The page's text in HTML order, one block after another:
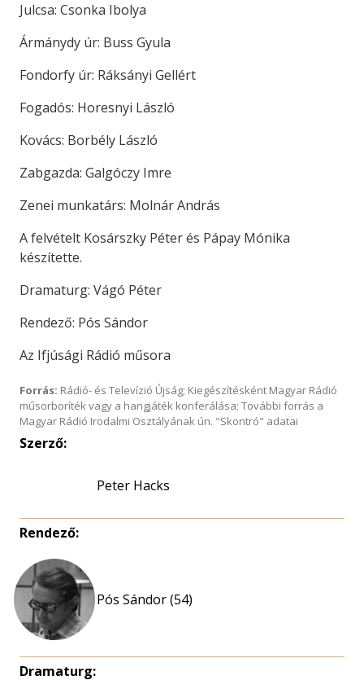
Julcsa: Csonka Ibolya
Ármánydy úr: Buss Gyula
Fondorfy úr: Ráksányi Gellért
Fogadós: Horesnyi László
Kovács: Borbély László
Zabgazda: Galgóczy Imre
Zenei munkatárs: Molnár András
A felvételt Kosárszky Péter és Pápay Mónika
készítette.
Dramaturg: Vágó Péter
Rendező: Pós Sándor
Az Ifjúsági Rádió műsora
Forrás: Rádió- és Televízió Újság; Kiegészítésként Magyar Rádió
műsorboríték vagy a hangjáték konferálása; További forrás a
Magyar Rádió Irodalmi Osztályának ún. "Skontró" adatai
Szerző:
Peter Hacks
Rendező:
Pós Sándor (54)
Dramaturg: